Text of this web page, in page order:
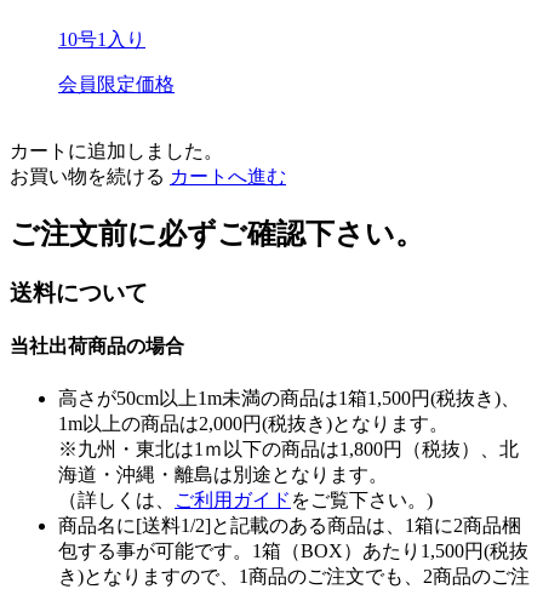
10号1入り
会員限定価格
カートに追加しました。
お買い物を続ける カートへ進む
ご注文前に必ずご確認下さい。
送料について
当社出荷商品の場合
高さが50cm以上1m未満の商品は1箱1,500円(税抜き)、
1m以上の商品は2,000円(税抜き)となります。
※九州・東北は1ｍ以下の商品は1,800円（税抜）、北
海道・沖縄・離島は別途となります。
（詳しくは、
ご利用ガイド をご覧下さい。)
商品名に[送料1/2]と記載のある商品は、1箱に2商品梱
包する事が可能です。1箱（BOX）あたり1,500円(税抜
き)となりますので、1商品のご注文でも、2商品のご注